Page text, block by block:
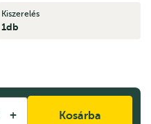
Kiszerelés
1db
+ Kosárba